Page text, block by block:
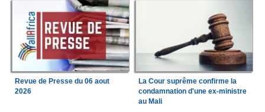
Revue de Presse du 06 aout
2026
La Cour suprême confirme la
condamnation d'une ex-ministre
au Mali